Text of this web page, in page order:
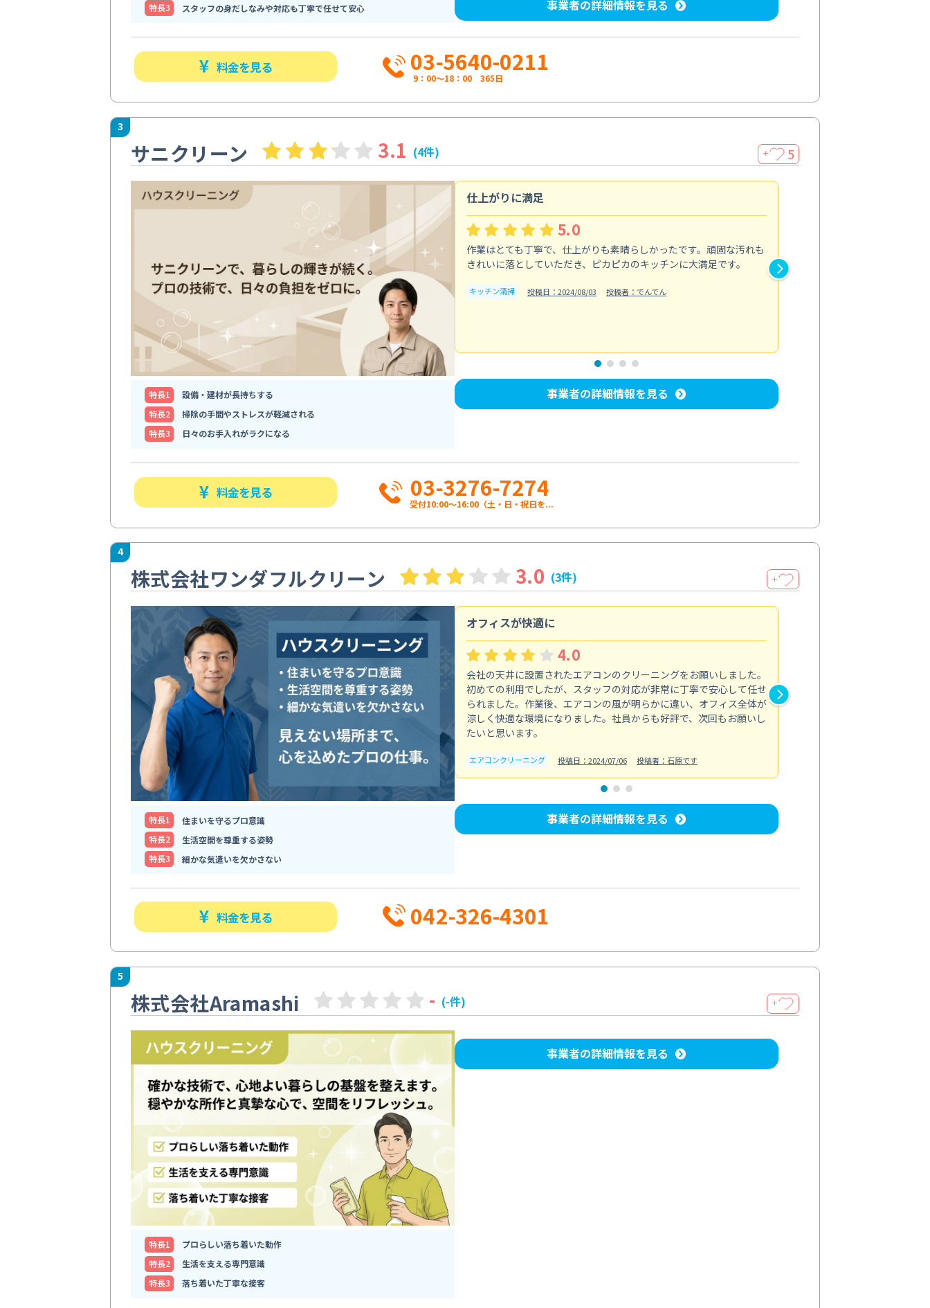
特⻑3
スタッフの身だしなみや対応も丁寧で任せて安心 事業者の詳細情報を見る
料金を見る 03-5640-0211
9：00～18：00 365日
3
サニクリーン 3.1 (4件) ＋ 5
特⻑1
設備・建材が長持ちする
特⻑2
掃除の手間やストレスが軽減される
特⻑3
日々のお手入れがラクになる
仕上がりに満足
5.0
作業はとても丁寧で、仕上がりも素晴らしかったです。頑固な汚れも
きれいに落としていただき、ピカピカのキッチンに大満足です。
キッチン清掃 投稿日：2024/08/03 投稿者：でんでん
事業者の詳細情報を見る
料金を見る 03-3276-7274
受付10:00〜16:00（土・日・祝日を...
4
株式会社ワンダフルクリーン 3.0 (3件) ＋
特⻑1
住まいを守るプロ意識
特⻑2
生活空間を尊重する姿勢
特⻑3
細かな気遣いを欠かさない
オフィスが快適に
4.0
会社の天井に設置されたエアコンのクリーニングをお願いしました。
初めての利用でしたが、スタッフの対応が非常に丁寧で安心して任せ
られました。作業後、エアコンの風が明らかに違い、オフィス全体が
涼しく快適な環境になりました。社員からも好評で、次回もお願いし
たいと思います。
エアコンクリーニング 投稿日：2024/07/06 投稿者：石原です
事業者の詳細情報を見る
料金を見る 042-326-4301
5
株式会社Aramashi - (-件) ＋
特⻑1
プロらしい落ち着いた動作
特⻑2
生活を支える専門意識
特⻑3
落ち着いた丁寧な接客
事業者の詳細情報を見る